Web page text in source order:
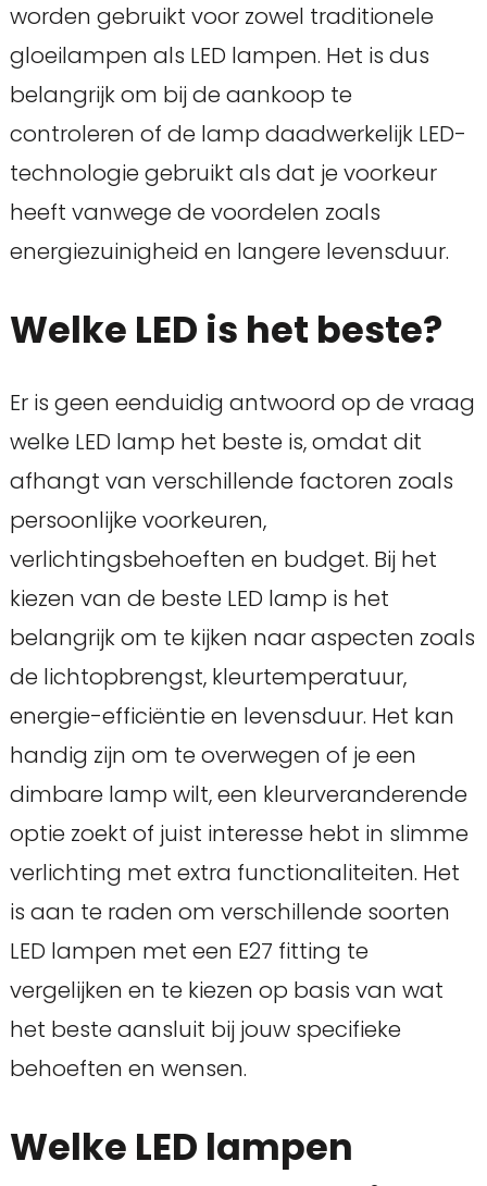
worden gebruikt voor zowel traditionele
gloeilampen als LED lampen. Het is dus
belangrijk om bij de aankoop te
controleren of de lamp daadwerkelijk LED-
technologie gebruikt als dat je voorkeur
heeft vanwege de voordelen zoals
energiezuinigheid en langere levensduur.
Welke LED is het beste?
Er is geen eenduidig antwoord op de vraag
welke LED lamp het beste is, omdat dit
afhangt van verschillende factoren zoals
persoonlijke voorkeuren,
verlichtingsbehoeften en budget. Bij het
kiezen van de beste LED lamp is het
belangrijk om te kijken naar aspecten zoals
de lichtopbrengst, kleurtemperatuur,
energie-efficiëntie en levensduur. Het kan
handig zijn om te overwegen of je een
dimbare lamp wilt, een kleurveranderende
optie zoekt of juist interesse hebt in slimme
verlichting met extra functionaliteiten. Het
is aan te raden om verschillende soorten
LED lampen met een E27 fitting te
vergelijken en te kiezen op basis van wat
het beste aansluit bij jouw specifieke
behoeften en wensen.
Welke LED lampen